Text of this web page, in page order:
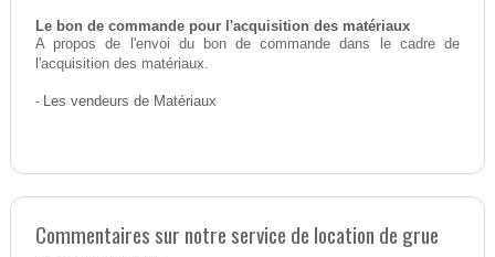
Le bon de commande pour l'acquisition des matériaux
A propos de l'envoi du bon de commande dans le cadre de
l'acquisition des matériaux.
- Les vendeurs de Matériaux
Commentaires sur notre service de location de grue